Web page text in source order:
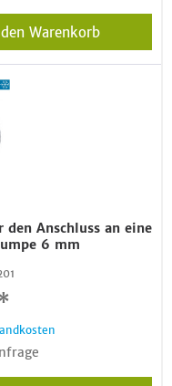
Warenkorb
Anschluss an eine
6 mm